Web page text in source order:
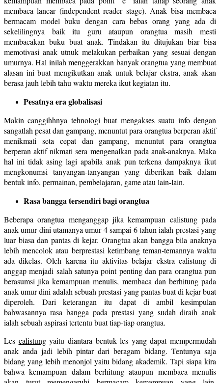
membaca lancar (independent reader stage). Anak bisa membaca
bermacam model buku dengan cara bebas orang yang ada di
sekelilingnya baik itu guru ataupun orangtua masih mesti
membacakan buku buat anak. Tindakan itu ditujukan biar bisa
memotivasi anak utnuk melakukan perbaikan yang sesuai dengan
umurnya. Hal inilah menggerakkan banyak orangtua yang membuat
alasan ini buat mengikutkan anak untuk belajar ekstra, anak akan
berasa jauh lebih tahu waktu mereka ikut kegiatan itu.
Pesatnya era globalisasi
Makin canggihhnya tehnologi buat mengakses suatu info dengan
sangatlah pesat dan gampang, menuntut para orangtua berperan aktif
menikmati seta cepat dan gampang, menuntut para orangtua
berperan aktif nikmati sera mengenalkan pada anak-anaknya. Maka
hal ini tidak asing lagi apabila anak pun terkena dampaknya ikut
mengkonumsi tanyangan-tanyangan yang diberikan baik dalam
bentuk info, permainan, pembelajaran, game atau lain-lain.
Rasa bangga tersendiri bagi orangtua
Beberapa orangtua menganggap jika kemampuan calistung pada
anak umur dini utamanya umur 4 sampai 6 tahun ialah prestasi yang
luar biasa dan pantas di kejar. Orangtua akan bangga bila anaknya
lebih mencolok atau berprestasi ketimbang teman-temannya waktu
ada dikelas. Oleh karena itu aktivitas belajar ekstra calistung di
anggap menjadi salah satunya point penting dan para orangtua pun
berasumsi jika kemampuan menulis, membaca dan berhitung pada
anak umur dini adalah sebuah prestasi yang pantas buat di kejar buat
diperoleh. Dari keterangan itu dapat di ambil kesimpulan
bahwasannya rasa bangga pada prestasi yang sudah diraih anak
ialah sebuah aspirasi tertentu buat tiap-tiap orangtua.
Les calistungyaitu diantara bentuk les yang dapat mempermudah
anak anda jadi lebih pintar dari beragam bidang. Tentunya saja
bidang yang lebih menonjol yaitu bidang akademik. Tapi siapa kira
bahwa kemampuan dalam berhitung ataupun membaca menulis